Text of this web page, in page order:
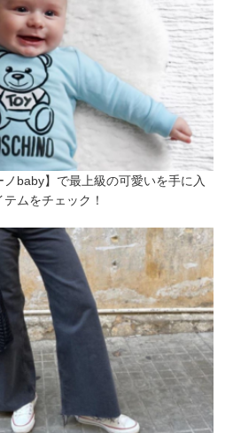
baby】で最上級の可愛いを手に入
ムをチェック！